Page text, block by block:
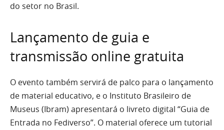
do setor no Brasil.
Lançamento de guia e
transmissão online gratuita
O evento também servirá de palco para o lançamento
de material educativo, e o Instituto Brasileiro de
Museus (Ibram) apresentará o livreto digital “Guia de
Entrada no Fediverso”. O material oferece um tutorial